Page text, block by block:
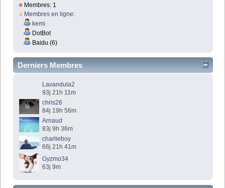
Membres: 1
Membres en ligne:
kemi
DotBot
Baidu (6)
Derniers Membres
Lavandula2
93j 21h 11m
chris26
84j 19h 56m
Arnaud
83j 9h 36m
charlieboy
66j 21h 41m
Gyzmo34
63j 9m